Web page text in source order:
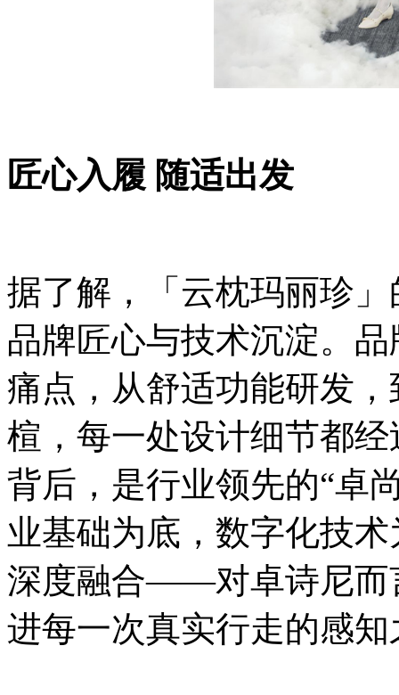
匠心入履 随适出发
据了解，「云枕玛丽珍
品牌匠心与技术沉淀。
痛点，从舒适功能研发
楦，每一处设计细节都
背后，是行业领先的“卓
业基础为底，数字化技
深度融合——对卓诗尼而
进每一次真实行走的感知